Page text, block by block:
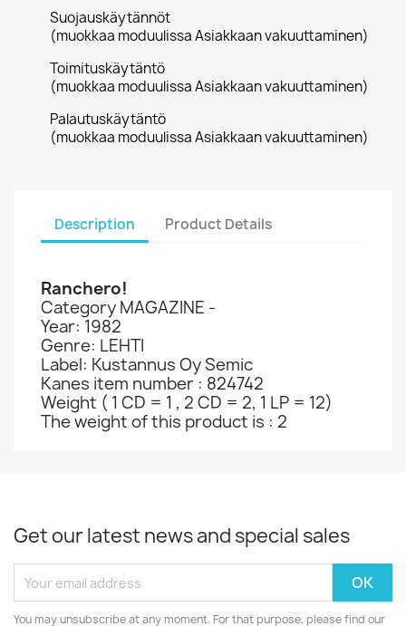
Suojauskäytännöt
(muokkaa moduulissa Asiakkaan vakuuttaminen)
Toimituskäytäntö
(muokkaa moduulissa Asiakkaan vakuuttaminen)
Palautuskäytäntö
(muokkaa moduulissa Asiakkaan vakuuttaminen)
Description Product Details
Ranchero!
Category MAGAZINE -
Year: 1982
Genre: LEHTI
Label: Kustannus Oy Semic
Kanes item number : 824742
Weight ( 1 CD = 1 , 2 CD = 2, 1 LP = 12)
The weight of this product is : 2
Get our latest news and special sales
You may unsubscribe at any moment. For that purpose, please find our